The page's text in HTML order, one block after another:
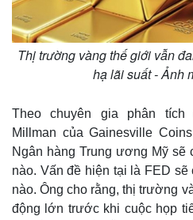
Thị trường vàng thế giới vẫn
hạ lãi suất - Ảnh
Theo chuyên gia phân tích
Millman của Gainesville
Ngân hàng Trung ương Mỹ sẽ
nào. Vấn đề hiện tại là FED
nào. Ông cho rằng, thị trường
động lớn trước khi cuộc họp